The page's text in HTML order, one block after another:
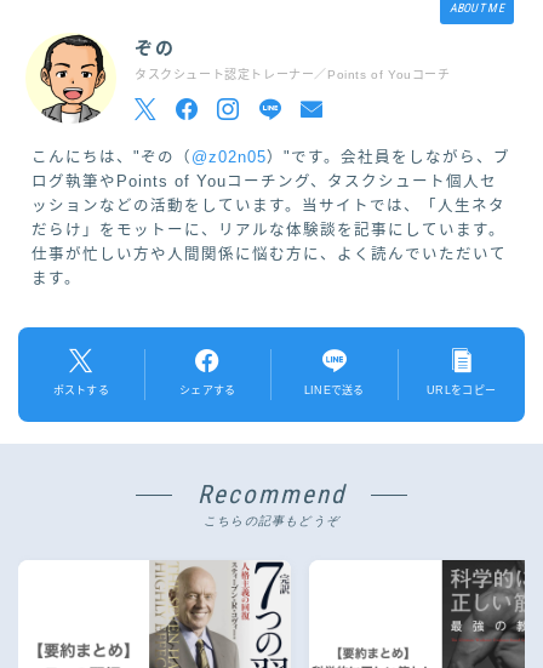
ABOUT ME
ぞの
タスクシュート認定トレーナー／Points of Youコーチ
こんにちは、"ぞの（ @z02n05）"です。会社員をしながら、ブ
ログ執筆やPoints of Youコーチング、タスクシュート個人セ
ッションなどの活動をしています。当サイトでは、「人生ネタ
だらけ」をモットーに、リアルな体験談を記事にしています。
仕事が忙しい方や人間関係に悩む方に、よく読んでいただいて
ます。
ポストする シェアする LINEで送る URLをコピー
Recommend
こちらの記事もどうぞ